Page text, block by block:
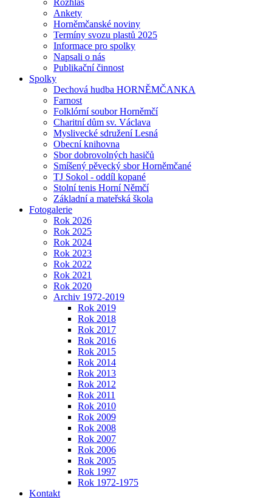
Rozhlas
Ankety
Horněmčanské noviny
Termíny svozu plastů 2025
Informace pro spolky
Napsali o nás
Publikační činnost
Spolky
Dechová hudba HORNĚMČANKA
Farnost
Folklórní soubor Horněmčí
Charitní dům sv. Václava
Myslivecké sdružení Lesná
Obecní knihovna
Sbor dobrovolných hasičů
Smíšený pěvecký sbor Horněmčané
TJ Sokol - oddíl kopané
Stolní tenis Horní Němčí
Základní a mateřská škola
Fotogalerie
Rok 2026
Rok 2025
Rok 2024
Rok 2023
Rok 2022
Rok 2021
Rok 2020
Archiv 1972-2019
Rok 2019
Rok 2018
Rok 2017
Rok 2016
Rok 2015
Rok 2014
Rok 2013
Rok 2012
Rok 2011
Rok 2010
Rok 2009
Rok 2008
Rok 2007
Rok 2006
Rok 2005
Rok 1997
Rok 1972-1975
Kontakt